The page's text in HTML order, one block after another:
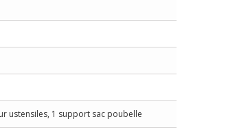
ustensiles, 1 support sac poubelle